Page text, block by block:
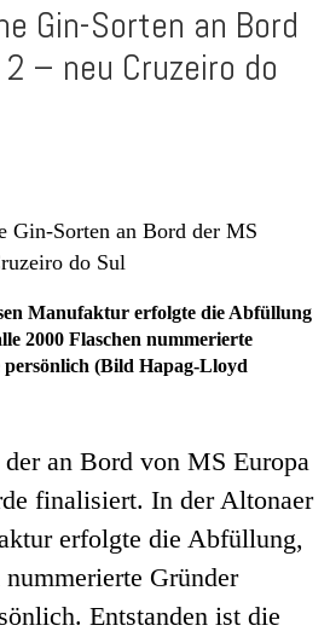
Gin-Sorten an Bord
– neu Cruzeiro do
Manufaktur erfolgte die Abfüllung
2000 Flaschen nummerierte
(Bild Hapag-Lloyd
an Bord von MS Europa
finalisiert. In der Altonaer
erfolgte die Abfüllung,
Gründer
Entstanden ist die